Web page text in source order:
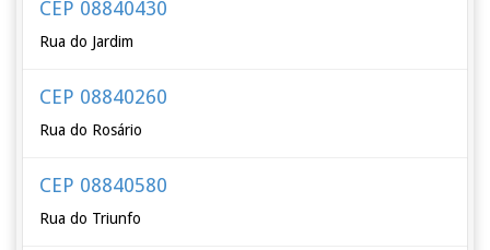
CEP 08840430
Rua do Jardim
CEP 08840260
Rua do Rosário
CEP 08840580
Rua do Triunfo